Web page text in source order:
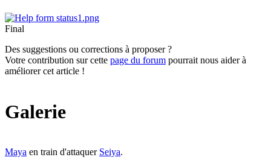
Final
Des suggestions ou corrections à proposer ?
Votre contribution sur cette page du forum pourrait nous aider à
améliorer cet article !
Galerie
Maya en train d'attaquer Seiya.